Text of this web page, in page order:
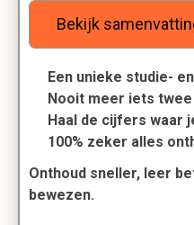
Bekijk
Een unieke studie-
Nooit meer iets
Haal de cijfers waar
100% zeker alles
Onthoud sneller, leer
bewezen.